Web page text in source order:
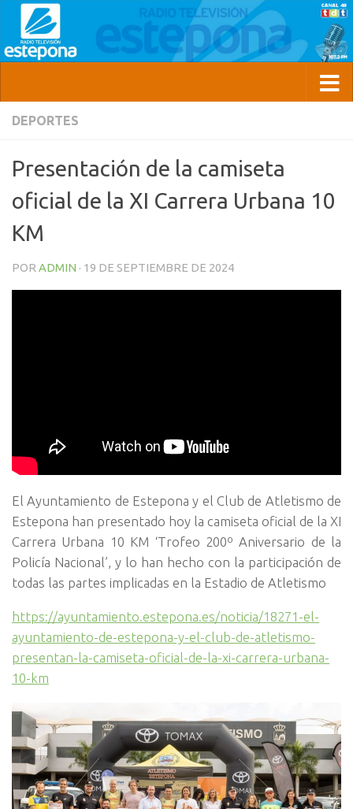
DEPORTES
Presentación de la camiseta
oficial de la XI Carrera Urbana 10
KM
POR ADMIN · 19 DE SEPTIEMBRE DE 2024
El Ayuntamiento de Estepona y el Club de Atletismo de
Estepona han presentado hoy la camiseta oficial de la XI
Carrera Urbana 10 KM ‘Trofeo 200º Aniversario de la
Policía Nacional’, y lo han hecho con la participación de
todas las partes implicadas en la Estadio de Atletismo
https://ayuntamiento.estepona.es/noticia/18271-el-
ayuntamiento-de-estepona-y-el-club-de-atletismo-
presentan-la-camiseta-oficial-de-la-xi-carrera-urbana-
10-km